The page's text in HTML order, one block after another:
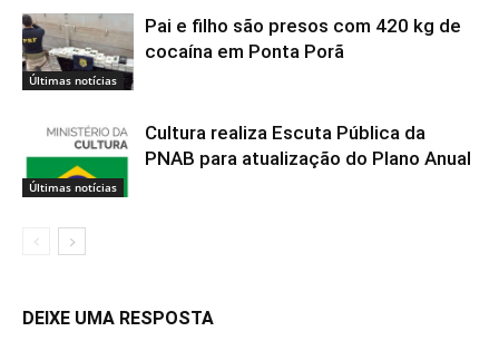
Últimas notícias
Pai e filho são presos com 420 kg de
cocaína em Ponta Porã
Últimas notícias
Cultura realiza Escuta Pública da
PNAB para atualização do Plano Anual
DEIXE UMA RESPOSTA